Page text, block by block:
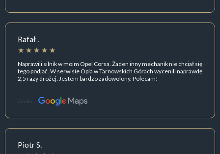
Rafał .
Naprawili silnik w moim Opel Corsa. Żaden inny mechanik nie chciał się
tego podjąć. W serwisie Opla w Tarnowskich Górach wycenili naprawdę
2,5 razy drożej. Jestem bardzo zadowolony. Polecam!
Źródło:
Piotr S.